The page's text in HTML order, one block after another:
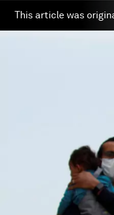
This article was